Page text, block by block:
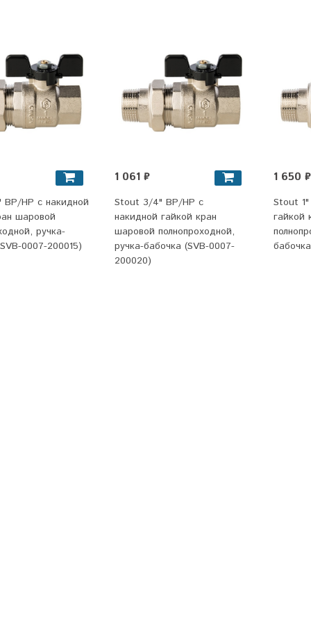
ВР/НР с накидной
шаровой
ручка-
0007-200015)
1 061 ₽
Stout 3/4" ВР/НР с
накидной гайкой кран
шаровой полнопроходной,
ручка-бабочка (SVB-0007-
200020)
1 650 ₽
Stout
гайкой